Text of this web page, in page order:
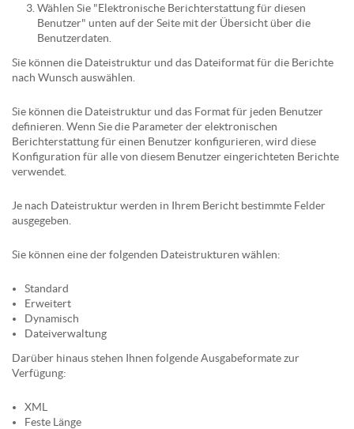
Wählen Sie "Elektronische Berichterstattung für diesen
Benutzer" unten auf der Seite mit der Übersicht über die
Benutzerdaten.
Sie können die Dateistruktur und das Dateiformat für die Berichte
nach Wunsch auswählen.
Sie können die Dateistruktur und das Format für jeden Benutzer
definieren. Wenn Sie die Parameter der elektronischen
Berichterstattung für einen Benutzer konfigurieren, wird diese
Konfiguration für alle von diesem Benutzer eingerichteten Berichte
verwendet.
Je nach Dateistruktur werden in Ihrem Bericht bestimmte Felder
ausgegeben.
Sie können eine der folgenden Dateistrukturen wählen:
Standard
Erweitert
Dynamisch
Dateiverwaltung
Darüber hinaus stehen Ihnen folgende Ausgabeformate zur
Verfügung:
XML
Feste Länge